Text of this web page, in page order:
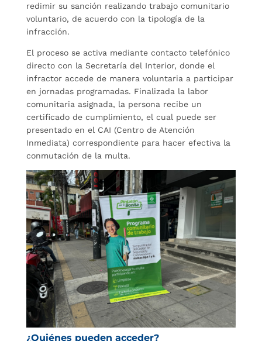
redimir su sanción realizando trabajo comunitario
voluntario, de acuerdo con la tipología de la
infracción.
El proceso se activa mediante contacto telefónico
directo con la Secretaría del Interior, donde el
infractor accede de manera voluntaria a participar
en jornadas programadas. Finalizada la labor
comunitaria asignada, la persona recibe un
certificado de cumplimiento, el cual puede ser
presentado en el CAI (Centro de Atención
Inmediata) correspondiente para hacer efectiva la
conmutación de la multa.
¿Quiénes pueden acceder?